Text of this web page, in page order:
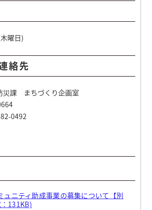
曜日)
絡先
災課 まちづくり企画室
0492
ュニティ助成事業の募集について【別
131KB)